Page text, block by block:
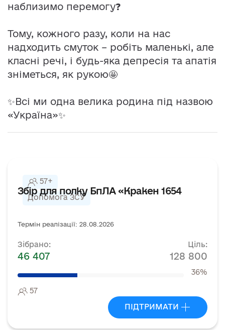
наблизимо перемогу❓
Тому, кожного разу, коли на нас
надходить смуток – робіть маленькі, але
класні речі, і будь-яка депресія та апатія
зніметься, як рукою🤩
✨Всі ми одна велика родина під назвою
«Україна»✨
57+
Допомога ЗСУ
Збір для полку БпЛА «Кракен 1654
Термін реалізації: 28.08.2026
Зібрано:
46 407
Ціль:
128 800
36%
57
ПІДТРИМАТИ